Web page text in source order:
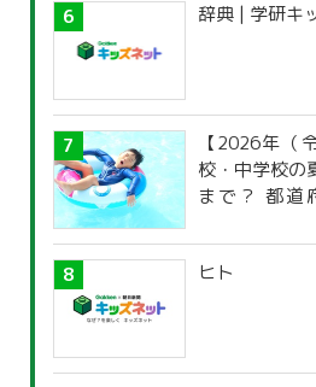
辞典 | 学研キ
【2026年（
校・中学校の
まで？ 都道
ヒト